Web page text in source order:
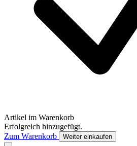
Artikel im Warenkorb
Erfolgreich hinzugefügt.
Zum Warenkorb
Weiter einkaufen